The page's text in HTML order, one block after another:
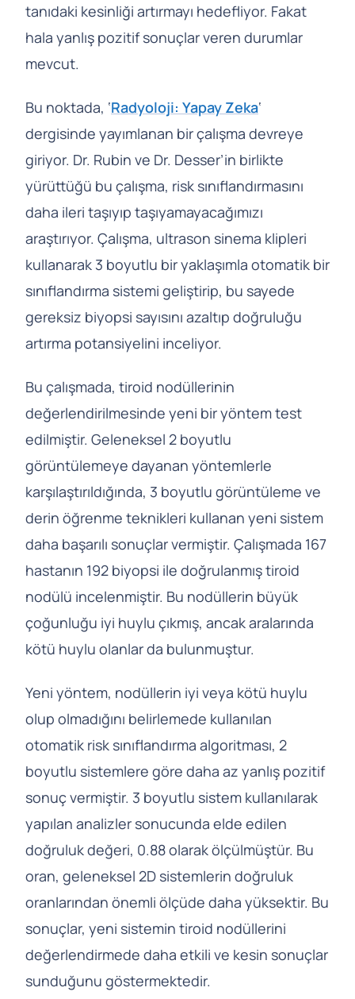
tanıdaki kesinliği artırmayı hedefliyor. Fakat
hala yanlış pozitif sonuçlar veren durumlar
mevcut.
Bu noktada, ‘Radyoloji: Yapay Zeka‘
dergisinde yayımlanan bir çalışma devreye
giriyor. Dr. Rubin ve Dr. Desser’in birlikte
yürüttüğü bu çalışma, risk sınıflandırmasını
daha ileri taşıyıp taşıyamayacağımızı
araştırıyor. Çalışma, ultrason sinema klipleri
kullanarak 3 boyutlu bir yaklaşımla otomatik bir
sınıflandırma sistemi geliştirip, bu sayede
gereksiz biyopsi sayısını azaltıp doğruluğu
artırma potansiyelini inceliyor.
Bu çalışmada, tiroid nodüllerinin
değerlendirilmesinde yeni bir yöntem test
edilmiştir. Geleneksel 2 boyutlu
görüntülemeye dayanan yöntemlerle
karşılaştırıldığında, 3 boyutlu görüntüleme ve
derin öğrenme teknikleri kullanan yeni sistem
daha başarılı sonuçlar vermiştir. Çalışmada 167
hastanın 192 biyopsi ile doğrulanmış tiroid
nodülü incelenmiştir. Bu nodüllerin büyük
çoğunluğu iyi huylu çıkmış, ancak aralarında
kötü huylu olanlar da bulunmuştur.
Yeni yöntem, nodüllerin iyi veya kötü huylu
olup olmadığını belirlemede kullanılan
otomatik risk sınıflandırma algoritması, 2
boyutlu sistemlere göre daha az yanlış pozitif
sonuç vermiştir. 3 boyutlu sistem kullanılarak
yapılan analizler sonucunda elde edilen
doğruluk değeri, 0.88 olarak ölçülmüştür. Bu
oran, geleneksel 2D sistemlerin doğruluk
oranlarından önemli ölçüde daha yüksektir. Bu
sonuçlar, yeni sistemin tiroid nodüllerini
değerlendirmede daha etkili ve kesin sonuçlar
sunduğunu göstermektedir.